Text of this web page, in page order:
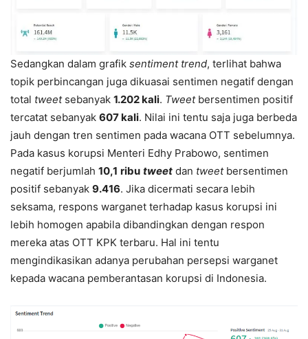
Sedangkan dalam grafik sentiment trend, terlihat bahwa
topik perbincangan juga dikuasai sentimen negatif dengan
total tweetsebanyak 1.202 kali. Tweetbersentimen positif
tercatat sebanyak 607 kali. Nilai ini tentu saja juga berbeda
jauh dengan tren sentimen pada wacana OTT sebelumnya.
Pada kasus korupsi Menteri Edhy Prabowo, sentimen
negatif berjumlah 10,1 ribu tweet dan tweetbersentimen
positif sebanyak 9.416. Jika dicermati secara lebih
seksama, respons warganet terhadap kasus korupsi ini
lebih homogen apabila dibandingkan dengan respon
mereka atas OTT KPK terbaru. Hal ini tentu
mengindikasikan adanya perubahan persepsi warganet
kepada wacana pemberantasan korupsi di Indonesia.